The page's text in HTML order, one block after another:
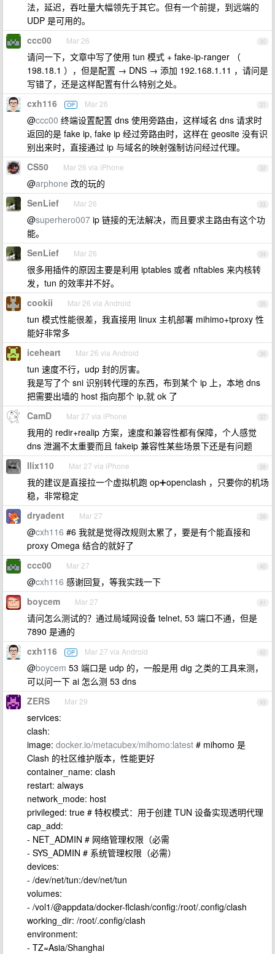
法，延迟，吞吐量大幅领先于其它。但有一个前提，到远端的
UDP 是可用的。
30
ccc00 Mar 26
请问一下，文章中写了使用 tun 模式 + fake-ip-ranger （
198.18.1 ），但是配置 → DNS → 添加 192.168.1.11 ，请问是
写错了，还是这样配置有什么特别之处。
31
cxh116 OP Mar 26
@ccc00 终端设置配置 dns 使用旁路由，这样域名 dns 请求时
返回的是 fake ip, fake ip 经过旁路由时，这样在 geosite 没有识
别出来时，直接通过 ip 与域名的映射强制访问经过代理。
32
CS50 Mar 26 via iPhone
@arphone 改的玩的
33
SenLief Mar 26
@superhero007 ip 链接的无法解决，而且要求主路由有这个功
能。
34
SenLief Mar 26
很多用插件的原因主要是利用 iptables 或者 nftables 来内核转
发，tun 的效率并不好。
35
cookii Mar 26 via Android
tun 模式性能很差，我直接用 linux 主机部署 mihimo+tproxy 性
能好非常多
36
iceheart Mar 26 via Android
tun 速度不行，udp 封的厉害。
我是写了个 sni 识别转代理的东西，布到某个 ip 上，本地 dns
把需要出墙的 host 指向那个 ip,就 ok 了
37
CamD Mar 27 via iPhone
我用的 redir+realip 方案，速度和兼容性都有保障，个人感觉
dns 泄漏不太重要而且 fakeip 兼容性某些场景下还是有问题
38
llix110 Mar 27 via iPhone
我的建议是直接拉一个虚拟机跑 op➕openclash ，只要你的机场
稳，非常稳定
39
dryadent Mar 27
@cxh116 #6 我就是觉得改规则太累了，要是有个能直接和
proxy Omega 结合的就好了
40
ccc00 Mar 27
@cxh116 感谢回复，等我实践一下
41
boycem Mar 27
请问怎么测试的？通过局域网设备 telnet, 53 端口不通，但是
7890 是通的
42
cxh116 OP Mar 27 via Android
@boycem 53 端口是 udp 的，一般是用 dig 之类的工具来测，
可以问一下 ai 怎么测 53 dns
43
ZERS Mar 29
services:
clash:
image: docker.io/metacubex/mihomo:latest # mihomo 是
Clash 的社区维护版本，性能更好
container_name: clash
restart: always
network_mode: host
privileged: true # 特权模式：用于创建 TUN 设备实现透明代理
cap_add:
- NET_ADMIN # 网络管理权限（必需
- SYS_ADMIN # 系统管理权限（必需）
devices:
- /dev/net/tun:/dev/net/tun
volumes:
- /vol1/@appdata/docker-flclash/config:/root/.config/clash
working_dir: /root/.config/clash
environment:
- TZ=Asia/Shanghai